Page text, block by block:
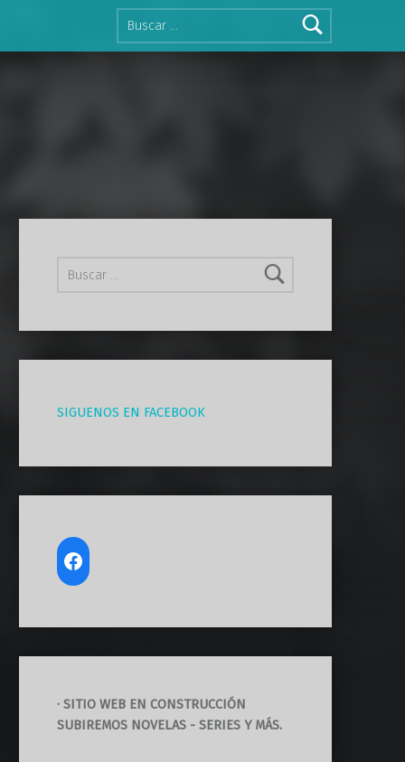
Buscar:
SIGUENOS EN FACEBOOK
· SITIO WEB EN CONSTRUCCIÓN
SUBIREMOS NOVELAS - SERIES Y MÁS.